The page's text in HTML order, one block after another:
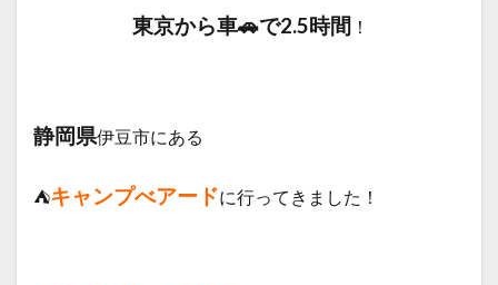
東京から車🚗で2.5時間 ！
静岡県伊豆市にある
⛺キャンプべアードに行ってきました！